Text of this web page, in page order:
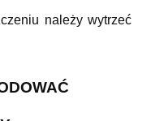
należy wytrzeć